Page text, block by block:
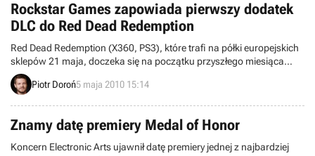
przyszli się dobrze bawić.
Rockstar Games zapowiada pierwszy dodatek
DLC do Red Dead Redemption
Red Dead Redemption (X360, PS3), które trafi na półki europejskich
sklepów 21 maja, doczeka się na początku przyszłego miesiąca
pierwszego dodatku DLC, zatytułowanego Outlaws to the End Co-
Op Mission Pack. Zanim jednak zaczniecie wieszać psy na Rockstar
wiadomości.
Piotr Doroń5 maja 2010 15:14
Znamy datę premiery Medal of Honor
Koncern Electronic Arts ujawnił datę premiery jednej z najbardziej